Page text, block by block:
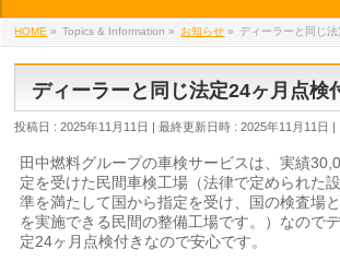
HOME » Topics & Information » お知らせ » ディーラーと同じ
ディーラーと同じ法定24ヶ月点検
投稿日 : 2025年11月11日 最終更新日時 : 2025年11月11日
田中燃料グループの車検サービスは、実績
定を受けた民間車検工場（法律で定められた
準を満たして国から指定を受け、国の検査場
を実施できる民間の整備工場です。）なので
定24ヶ月点検付きなので安心です。